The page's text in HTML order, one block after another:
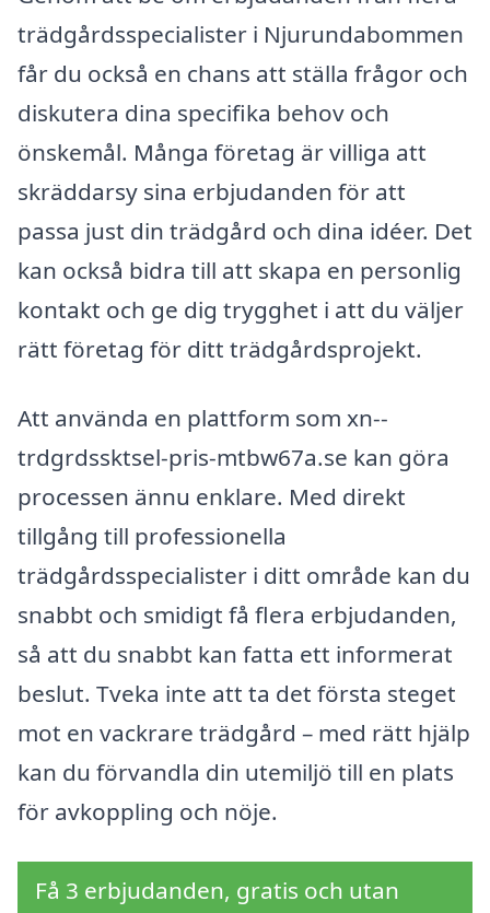
trädgårdsspecialister i Njurundabommen
får du också en chans att ställa frågor och
diskutera dina specifika behov och
önskemål. Många företag är villiga att
skräddarsy sina erbjudanden för att
passa just din trädgård och dina idéer. Det
kan också bidra till att skapa en personlig
kontakt och ge dig trygghet i att du väljer
rätt företag för ditt trädgårdsprojekt.
Att använda en plattform som xn--
trdgrdssktsel-pris-mtbw67a.se kan göra
processen ännu enklare. Med direkt
tillgång till professionella
trädgårdsspecialister i ditt område kan du
snabbt och smidigt få flera erbjudanden,
så att du snabbt kan fatta ett informerat
beslut. Tveka inte att ta det första steget
mot en vackrare trädgård – med rätt hjälp
kan du förvandla din utemiljö till en plats
för avkoppling och nöje.
Få 3 erbjudanden, gratis och utan